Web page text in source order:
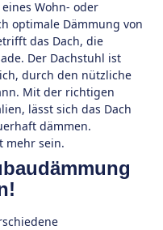
Wohn- oder
optimale Dämmung von
das Dach, die
Der Dachstuhl ist
durch den nützliche
Mit der richtigen
lässt sich das Dach
dämmen.
mehr sein.